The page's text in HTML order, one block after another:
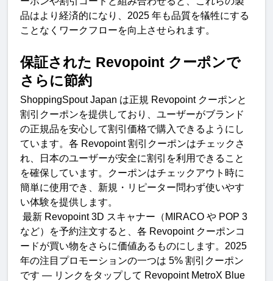
品はより経済的になり、 2025 年も品質を犠牲にする
ことなくワークフローを向上させられます。
保証された Revopoint クーポンで
さらに節約
ShoppingSpout Japan は正規 Revopoint クーポンと
割引クーポンを提供しており、ユーザーがブランド
の正規品を安心して割引価格で購入できるようにし
ています。各 Revopoint 割引クーポンはチェックさ
れ、日本のユーザーが安全に割引を利用できること
を確保しています。クーポンはチェックアウト時に
簡単に使用でき、新規・リピーター問わず使いやす
い体験を提供します。
最新 Revopoint 3D スキャナー（ MIRACO や
など）を予約注文すると、各 Revopoint クーポンコ
ードが買い物をさらに価値あるものにします。
年の注目プロモーションの一つは 5% 割引クーポン
です — リンクをタップして Revopoint MetroX Blue